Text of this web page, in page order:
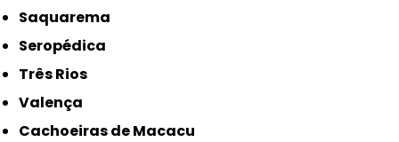
Saquarema
Seropédica
Três Rios
Valença
Cachoeiras de Macacu